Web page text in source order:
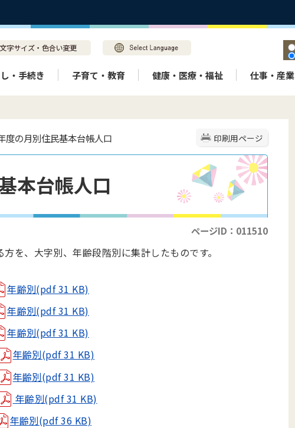
・手続き 子育て・教育 健康・医療・福祉 仕事・産業
印刷用ページ
度の月別住民基本台帳人口
本台帳人口
ページID：011510
を、大字別、年齢段階別に集計したものです。
年齢別(pdf 31 KB)
年齢別(pdf 31 KB)
年齢別(pdf 31 KB)
年齢別(pdf 31 KB)
年齢別(pdf 31 KB)
年齢別(pdf 31 KB)
年齢別(pdf 36 KB)